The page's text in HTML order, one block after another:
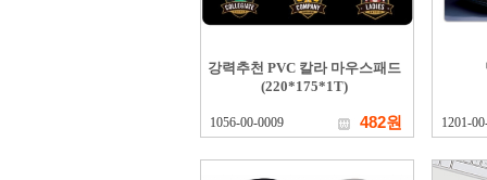
강력추천 PVC 칼라 마우스패드
(220*175*1T)
1056-00-0009 482원 1201-